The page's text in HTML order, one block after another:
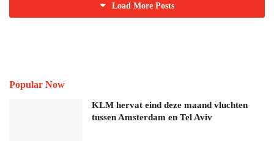
Load More Posts
Popular Now
KLM hervat eind deze maand vluchten
tussen Amsterdam en Tel Aviv